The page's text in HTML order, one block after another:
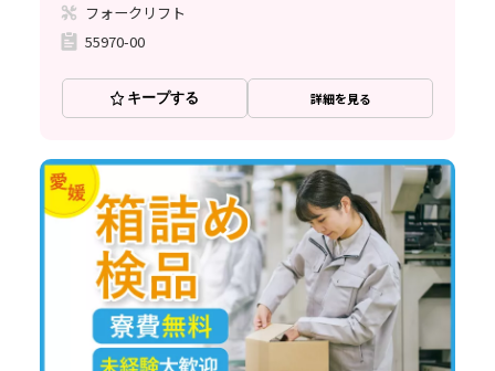
フォークリフト
55970-00
キープする 詳細を見る